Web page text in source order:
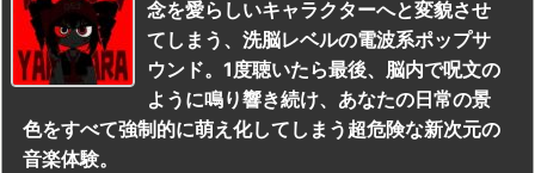
念を愛らしいキャラクターへと変貌させ
てしまう、洗脳レベルの電波系ポップサ
ウンド。1度聴いたら最後、脳内で呪文の
ように鳴り響き続け、あなたの日常の景
色をすべて強制的に萌え化してしまう超危険な新次元の
音楽体験。